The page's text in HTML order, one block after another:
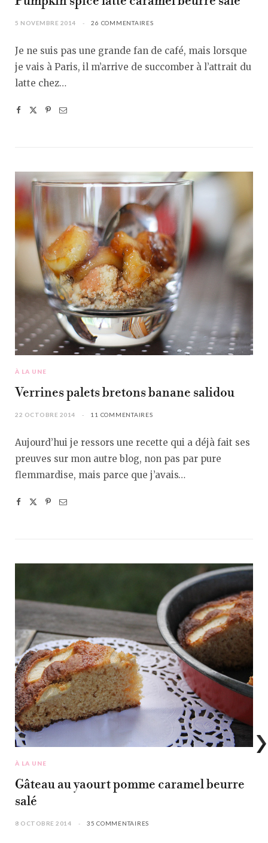
5 NOVEMBRE 2014 26 COMMENTAIRES
Je ne suis pas une grande fan de café, mais lorsque
je vais à Paris, il m’arrive de succomber à l’attrait du
latte chez…
À LA UNE
Verrines palets bretons banane salidou
22 OCTOBRE 2014 11 COMMENTAIRES
Aujourd’hui je ressors une recette qui a déjà fait ses
preuves sur mon autre blog, non pas par pure
flemmardise, mais parce que j’avais…
À LA UNE
Gâteau au yaourt pomme caramel beurre
salé
8 OCTOBRE 2014 35 COMMENTAIRES